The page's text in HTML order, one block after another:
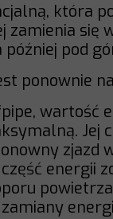
która
zamienia
pod
ponownie
wartość
Jej
zjazd
energii